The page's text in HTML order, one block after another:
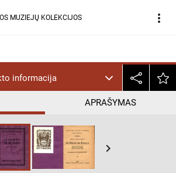
MUZIEJŲ KOLEKCIJOS more_vert
informacija
APRAŠYMAS
keyboard_arrow_right